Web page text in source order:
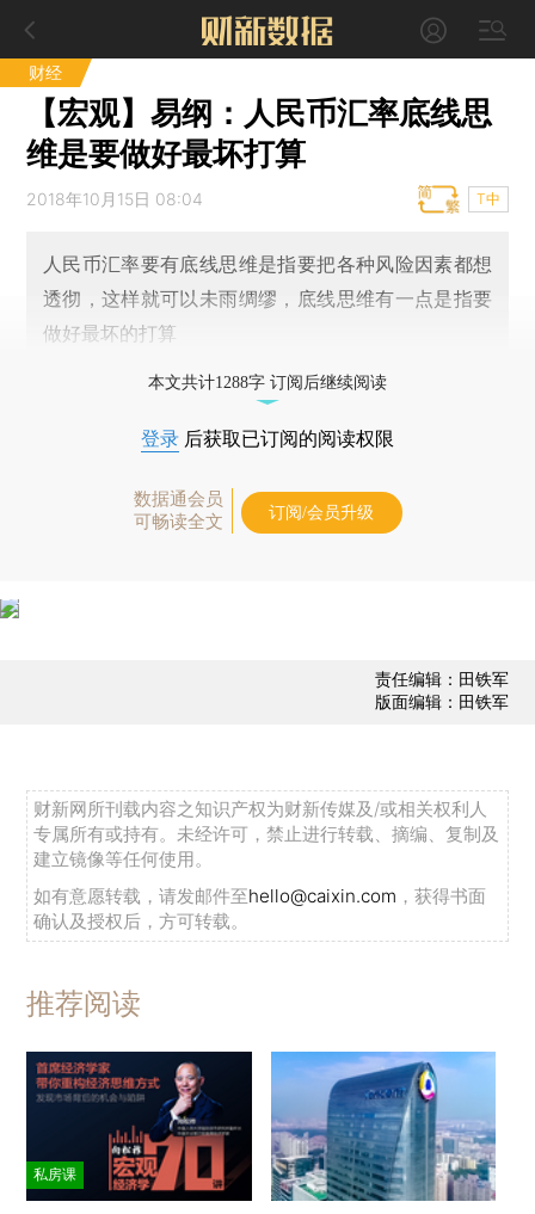
财经
【宏观】易纲：人民币汇率底线思
维是要做好最坏打算
2018年10月15日 08:04 T中
人民币汇率要有底线思维是指要把各种风险因素都想
透彻，这样就可以未雨绸缪，底线思维有一点是指要
做好最坏的打算
本文共计1288字 订阅后继续阅读
登录 后获取已订阅的阅读权限
数据通会员
可畅读全文
订阅/会员升级
责任编辑：田铁军
版面编辑：田铁军
财新网所刊载内容之知识产权为财新传媒及/或相关权利人
专属所有或持有。未经许可，禁止进行转载、摘编、复制及
建立镜像等任何使用。
如有意愿转载，请发邮件至hello@caixin.com ，获得书面
确认及授权后，方可转载。
推荐阅读
私房课